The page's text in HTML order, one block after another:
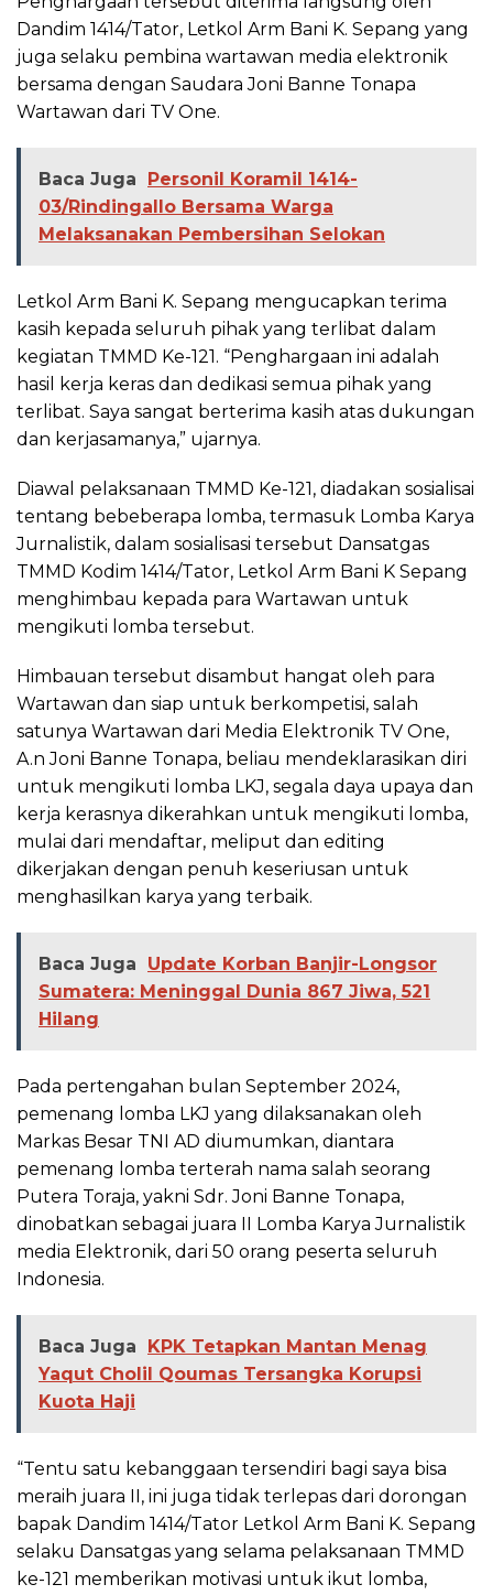
Dandim 1414/Tator, Letkol Arm Bani K. Sepang yang
juga selaku pembina wartawan media elektronik
bersama dengan Saudara Joni Banne Tonapa
Wartawan dari TV One.
Baca Juga
Personil Koramil 1414-
03/Rindingallo Bersama Warga
Melaksanakan Pembersihan Selokan
Letkol Arm Bani K. Sepang mengucapkan terima
kasih kepada seluruh pihak yang terlibat dalam
kegiatan TMMD Ke-121. “Penghargaan ini adalah
hasil kerja keras dan dedikasi semua pihak yang
terlibat. Saya sangat berterima kasih atas dukungan
dan kerjasamanya,” ujarnya.
Diawal pelaksanaan TMMD Ke-121, diadakan sosialisai
tentang bebeberapa lomba, termasuk Lomba Karya
Jurnalistik, dalam sosialisasi tersebut Dansatgas
TMMD Kodim 1414/Tator, Letkol Arm Bani K Sepang
menghimbau kepada para Wartawan untuk
mengikuti lomba tersebut.
Himbauan tersebut disambut hangat oleh para
Wartawan dan siap untuk berkompetisi, salah
satunya Wartawan dari Media Elektronik TV One,
A.n Joni Banne Tonapa, beliau mendeklarasikan diri
untuk mengikuti lomba LKJ, segala daya upaya dan
kerja kerasnya dikerahkan untuk mengikuti lomba,
mulai dari mendaftar, meliput dan editing
dikerjakan dengan penuh keseriusan untuk
menghasilkan karya yang terbaik.
Baca Juga
Update Korban Banjir-Longsor
Sumatera: Meninggal Dunia 867 Jiwa, 521
Hilang
Pada pertengahan bulan September 2024,
pemenang lomba LKJ yang dilaksanakan oleh
Markas Besar TNI AD diumumkan, diantara
pemenang lomba terterah nama salah seorang
Putera Toraja, yakni Sdr. Joni Banne Tonapa,
dinobatkan sebagai juara II Lomba Karya Jurnalistik
media Elektronik, dari 50 orang peserta seluruh
Indonesia.
Baca Juga
KPK Tetapkan Mantan Menag
Yaqut Cholil Qoumas Tersangka Korupsi
Kuota Haji
“Tentu satu kebanggaan tersendiri bagi saya bisa
meraih juara II, ini juga tidak terlepas dari dorongan
bapak Dandim 1414/Tator Letkol Arm Bani K. Sepang
selaku Dansatgas yang selama pelaksanaan TMMD
ke-121 memberikan motivasi untuk ikut lomba,